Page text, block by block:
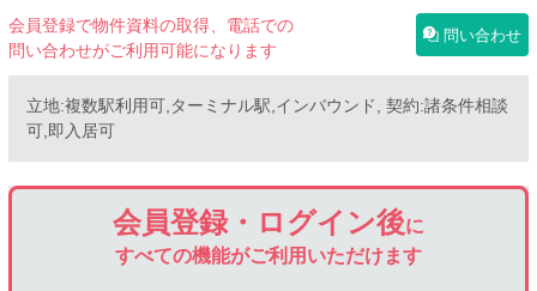
会員登録で物件資料の取得、電話での
問い合わせがご利用可能になります
問い合わせ
立地:複数駅利用可,ターミナル駅,インバウンド, 契約:諸条件相談
可,即入居可
会員登録・ログイン後に
すべての機能がご利用いただけます